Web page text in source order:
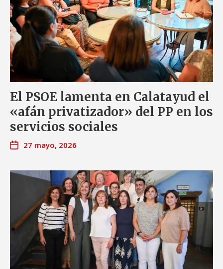
El PSOE lamenta en Calatayud el
«afán privatizador» del PP en los
servicios sociales
27 mayo, 2026